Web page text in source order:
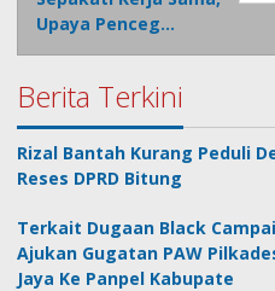
Upaya Penceg…
Berita Terkini
Rizal Bantah Kurang Peduli
Reses DPRD Bitung
Terkait Dugaan Black
Ajukan Gugatan PAW
Jaya Ke Panpel Kabupate